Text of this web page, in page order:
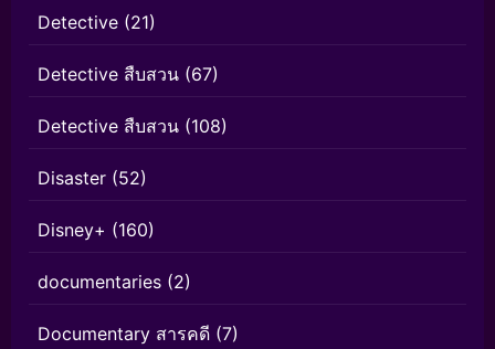
Detective (21)
Detective สืบสวน (67)
Detective สืบสวน (108)
Disaster (52)
Disney+ (160)
documentaries (2)
Documentary สารคดี (7)